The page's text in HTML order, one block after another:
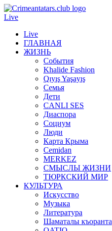
Live
Live
ГЛАВНАЯ
ЖИЗНЬ
События
Khalide Fashion
Qıyış Yaşayış
Семья
Дети
CANLI SES
Диаспора
Социум
Люди
Карта Крыма
Cemidan
МERKEZ
СМЫСЛЫ ЖИЗНИ
ТЮРКСКИЙ МИР
КУЛЬТУРА
Искусство
Музыка
Литература
Шаматалы къоранта